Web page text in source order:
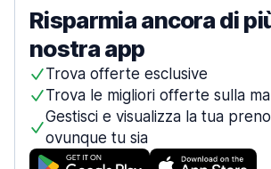
Risparmia ancora di
nostra app
Trova offerte esclusive
Trova le migliori offerte sulla
Gestisci e visualizza la tua
ovunque tu sia